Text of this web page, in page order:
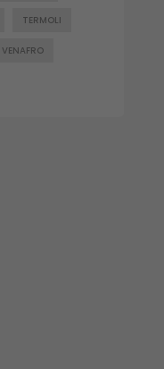
TERMOLI
VENAFRO